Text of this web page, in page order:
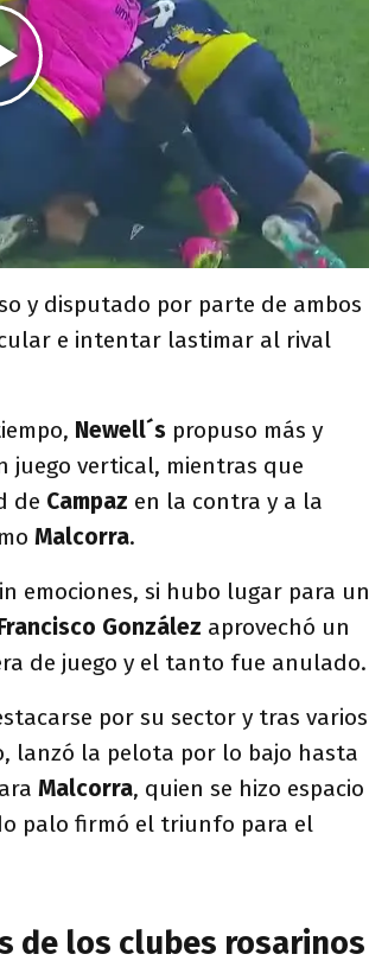
y disputado por parte de ambos
e intentar lastimar al rival
Newell´s propuso más y
juego vertical, mientras que
de Campaz en la contra y a la
Malcorra.
emociones, si hubo lugar para un
González aprovechó un
de juego y el tanto fue anulado.
por su sector y tras varios
lanzó la pelota por lo bajo hasta
Malcorra, quien se hizo espacio
palo firmó el triunfo para el
de los clubes rosarinos